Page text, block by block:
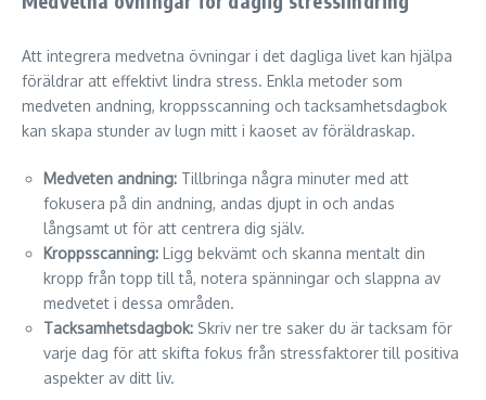
Att integrera medvetna övningar i det dagliga livet kan hjälpa
föräldrar att effektivt lindra stress. Enkla metoder som
medveten andning, kroppsscanning och tacksamhetsdagbok
kan skapa stunder av lugn mitt i kaoset av föräldraskap.
Medveten andning: Tillbringa några minuter med att
fokusera på din andning, andas djupt in och andas
långsamt ut för att centrera dig själv.
Kroppsscanning: Ligg bekvämt och skanna mentalt din
kropp från topp till tå, notera spänningar och slappna av
medvetet i dessa områden.
Tacksamhetsdagbok: Skriv ner tre saker du är tacksam för
varje dag för att skifta fokus från stressfaktorer till positiva
aspekter av ditt liv.